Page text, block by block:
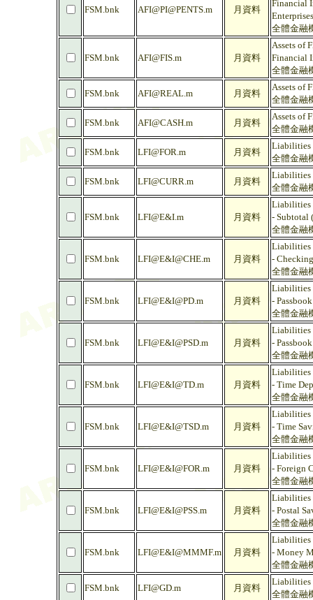
FSM.bnk AFI@PI@PENTS.m 月資料
Financial
全體金融
FSM.bnk AFI@FIS.m 月資料
Assets of
Financial
全體金融
FSM.bnk AFI@REAL.m 月資料
Assets of
全體金融
FSM.bnk AFI@CASH.m 月資料
Assets of
全體金融
FSM.bnk LFI@FOR.m 月資料
Liabilities
全體金融
FSM.bnk LFI@CURR.m 月資料
Liabilities
全體金融
FSM.bnk LFI@E&I.m 月資料
Liabilities
- Subtotal
全體金融
FSM.bnk LFI@E&I@CHE.m 月資料
Liabilities
-
全體金融
FSM.bnk LFI@E&I@PD.m 月資料
Liabilities
-
全體金融
FSM.bnk LFI@E&I@PSD.m 月資料
Liabilities
-
全體金融
FSM.bnk LFI@E&I@TD.m 月資料
Liabilities
- Time
全體金融
FSM.bnk LFI@E&I@TSD.m 月資料
Liabilities
- Time
全體金融
FSM.bnk LFI@E&I@FOR.m 月資料
Liabilities
- Foreign
全體金融
FSM.bnk LFI@E&I@PSS.m 月資料
Liabilities
- Postal
全體金融
FSM.bnk LFI@E&I@MMMF.m 月資料
Liabilities
- Money
全體金融
FSM.bnk LFI@GD.m 月資料
Liabilities
全體金融